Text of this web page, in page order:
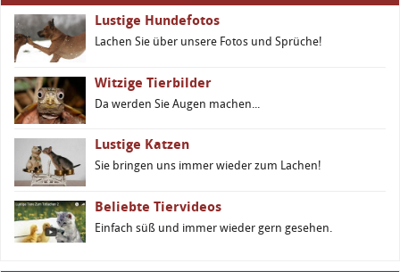
Lustige Hundefotos
Lachen Sie über unsere Fotos und Sprüche!
Witzige Tierbilder
Da werden Sie Augen machen...
Lustige Katzen
Sie bringen uns immer wieder zum Lachen!
Beliebte Tiervideos
Einfach süß und immer wieder gern gesehen.